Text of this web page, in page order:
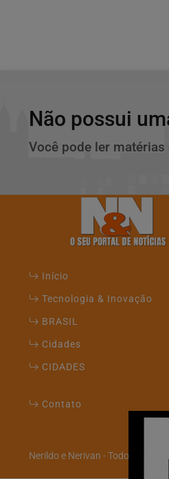
Não possui
Você pode ler
Início
Tecnologia & Inovação
BRASIL
Cidades
CIDADES
Contato
Nerildo e Nerivan - Todos os
Termos de Uso e
Esse site utiliza